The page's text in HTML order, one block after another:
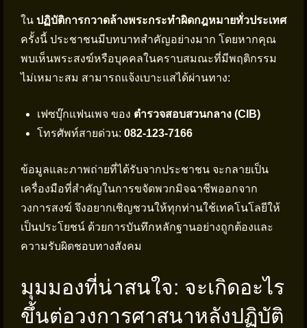
ใน ปฏิบัติการกวาดล้างพระกระทำผิดกฎหมายทั่วประเทศ
ครั้งนี้ ประชาชนมีบทบาทสำคัญอย่างมาก โดยหากคุณ
พบเห็นพระสงฆ์หรือบุคคลในคราบสมณะที่มีพฤติกรรม
ไม่เหมาะสม สามารถแจ้งเบาะแสได้ผ่านทาง:
เฟซบุ๊กแฟนเพจ ของ ตำรวจสอบสวนกลาง (CIB)
โทรศัพท์สายด่วน: 082-123-7166
ข้อมูลและภาพถ่ายที่ได้รับจากประชาชน จะกลายเป็น
เครื่องมือที่สำคัญในการขจัดพวกมิจฉาชีพออกจาก
วงการสงฆ์ จึงอยากเชิญชวนให้ทุกท่านใช้เทคโนโลยีให้
เป็นประโยชน์ ด้วยการบันทึกหลักฐานอย่างถูกต้องและ
ความรับผิดชอบทางสังคม
มุมมองที่น่าสนใจ: จะเกิดอะไร
ขึ้นต่อวงการศาสนาหลังปฏิบัติ